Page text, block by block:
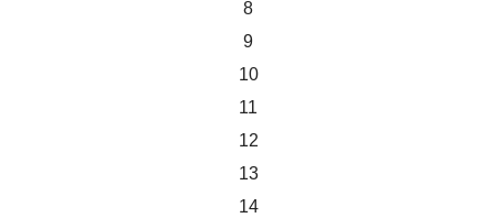
8
9
10
11
12
13
14